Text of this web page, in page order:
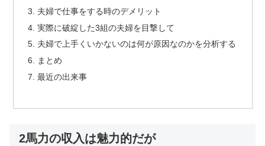
夫婦で仕事をする時のデメリット
実際に破綻した3組の夫婦を目撃して
夫婦で上手くいかないのは何が原因なのかを分析する
まとめ
最近の出来事
2馬力の収入は魅力的だが